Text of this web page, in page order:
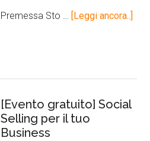
Premessa Sto … [Leggi ancora..]
[Evento gratuito] Social
Selling per il tuo
Business